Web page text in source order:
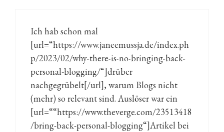
Ich hab schon mal
[url=“https://www.janeemussja.de/index.ph
p/2023/02/why-there-is-no-bringing-back-
personal-blogging/“]drüber
nachgegrübelt[/url], warum Blogs nicht
(mehr) so relevant sind. Auslöser war ein
[url=““https://www.theverge.com/23513418
/bring-back-personal-blogging“]Artikel bei